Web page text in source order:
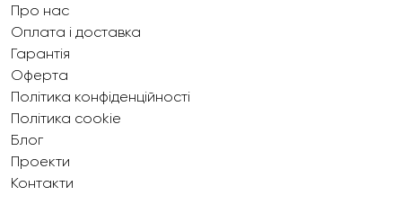
Про нас
Оплата і доставка
Гарантія
Оферта
Політика конфіденційності
Політика cookie
Блог
Проекти
Контакти